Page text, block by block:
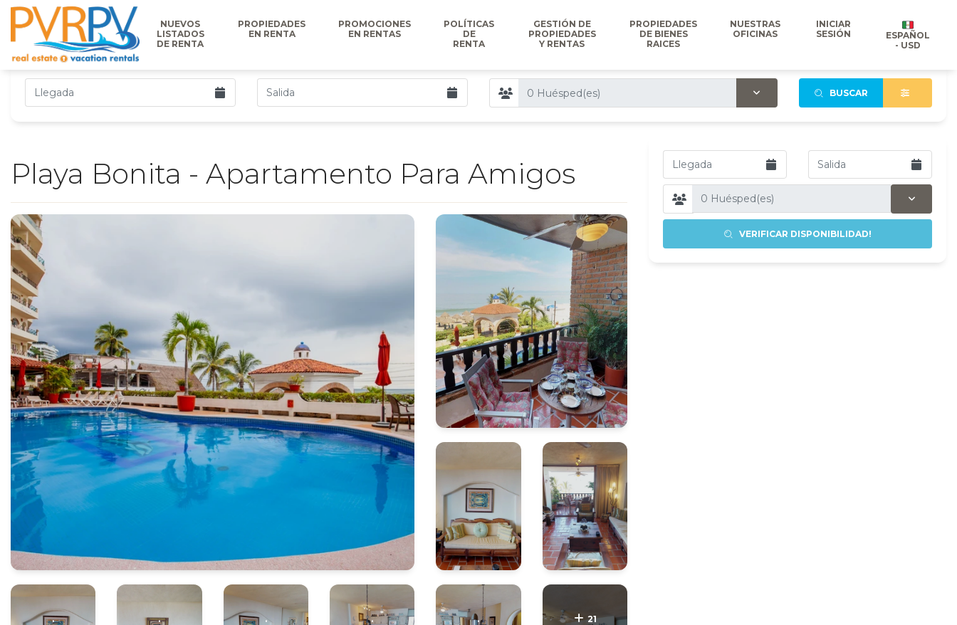
NUEVOS
LISTADOS
DE RENTA
PROPIEDADES
EN RENTA
PROMOCIONES
EN RENTAS
POLÍTICAS
DE
RENTA
GESTIÓN DE
PROPIEDADES
Y RENTAS
PROPIEDADES
DE BIENES
RAICES
NUESTRAS
OFICINAS
INICIAR
SESIÓN
ESPAÑOL
- USD
BUSCAR
Playa Bonita - Apartamento Para Amigos
. . . . .
21
VERIFICAR DISPONIBILIDAD!